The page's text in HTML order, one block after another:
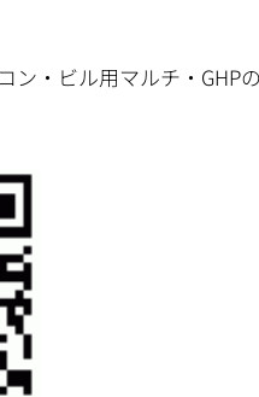
ン・ビル用マルチ・GHP